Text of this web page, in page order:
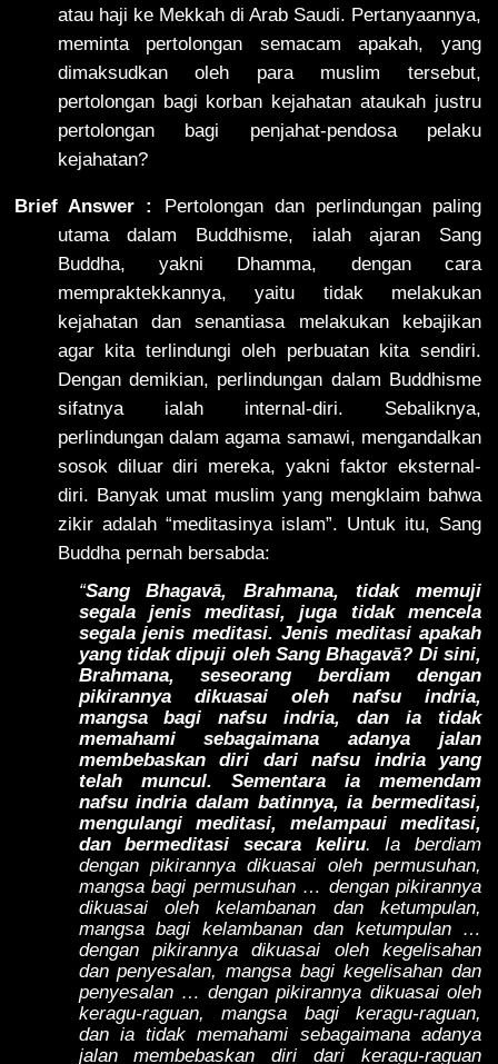
atau haji ke Mekkah di Arab Saudi. Pertanyaannya,
meminta pertolongan semacam apakah, yang
dimaksudkan oleh para muslim tersebut,
pertolongan bagi korban kejahatan ataukah justru
pertolongan bagi penjahat-pendosa pelaku
kejahatan?
Brief Answer :
Pertolongan dan perlindungan paling
utama dalam Buddhisme, ialah ajaran Sang
Buddha, yakni Dhamma, dengan cara
mempraktekkannya, yaitu tidak melakukan
kejahatan dan senantiasa melakukan kebajikan
agar kita terlindungi oleh perbuatan kita sendiri.
Dengan demikian, perlindungan dalam Buddhisme
sifatnya ialah internal-diri. Sebaliknya,
perlindungan dalam agama samawi, mengandalkan
sosok diluar diri mereka, yakni faktor eksternal-
diri. Banyak umat muslim yang mengklaim bahwa
zikir adalah “meditasinya islam”. Untuk itu, Sang
Buddha pernah bersabda:
“Sang Bhagavā, Brahmana, tidak memuji
segala jenis meditasi, juga tidak mencela
segala jenis meditasi. Jenis meditasi apakah
yang tidak dipuji oleh Sang Bhagavā? Di sini,
Brahmana, seseorang berdiam dengan
pikirannya dikuasai oleh nafsu indria,
mangsa bagi nafsu indria, dan ia tidak
memahami sebagaimana adanya jalan
membebaskan diri dari nafsu indria yang
telah muncul. Sementara ia memendam
nafsu indria dalam batinnya, ia bermeditasi,
mengulangi meditasi, melampaui meditasi,
dan bermeditasi secara keliru. Ia berdiam
dengan pikirannya dikuasai oleh permusuhan,
mangsa bagi permusuhan … dengan pikirannya
dikuasai oleh kelambanan dan ketumpulan,
mangsa bagi kelambanan dan ketumpulan …
dengan pikirannya dikuasai oleh kegelisahan
dan penyesalan, mangsa bagi kegelisahan dan
penyesalan … dengan pikirannya dikuasai oleh
keragu-raguan, mangsa bagi keragu-raguan,
dan ia tidak memahami sebagaimana adanya
jalan membebaskan diri dari keragu-raguan